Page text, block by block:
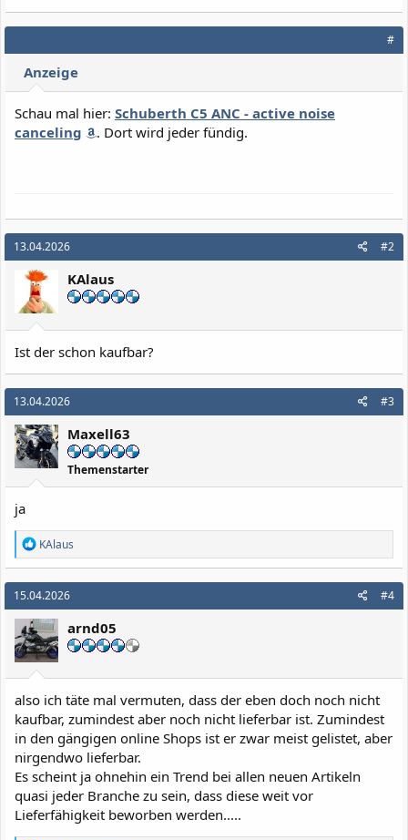
#
Anzeige
Schau mal hier: Schuberth C5 ANC - active noise
canceling
. Dort wird jeder fündig.
13.04.2026 #2
KAlaus
Ist der schon kaufbar?
13.04.2026 #3
Maxell63
Themenstarter
ja
R
e
a
k
t
i
o
n
e
n
KAlaus
15.04.2026 #4
arnd05
also ich täte mal vermuten, dass der eben doch noch nicht
kaufbar, zumindest aber noch nicht lieferbar ist. Zumindest
in den gängigen online Shops ist er zwar meist gelistet, aber
nirgendwo lieferbar.
Es scheint ja ohnehin ein Trend bei allen neuen Artikeln
quasi jeder Branche zu sein, dass diese weit vor
Lieferfähigkeit beworben werden.....